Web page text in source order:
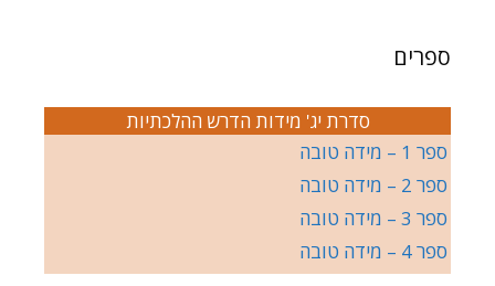
ספרים
סדרת יג' מידות הדרש ההלכתיות
ספר 1 – מידה טובה
ספר 2 – מידה טובה
ספר 3 – מידה טובה
ספר 4 – מידה טובה